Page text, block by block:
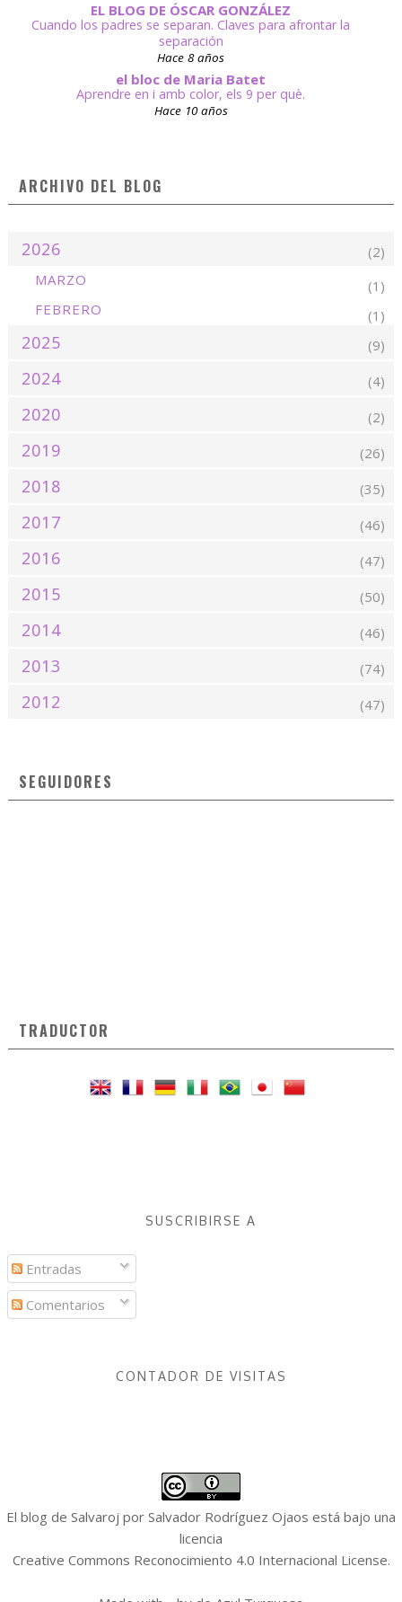
EL BLOG DE ÓSCAR GONZÁLEZ
Cuando los padres se separan. Claves para afrontar la
separación
Hace 8 años
el bloc de Maria Batet
Aprendre en i amb color, els 9 per què.
Hace 10 años
ARCHIVO DEL BLOG
2026
(2)
MARZO
(1)
FEBRERO
(1)
2025 (9)
2024 (4)
2020 (2)
2019 (26)
2018 (35)
2017 (46)
2016 (47)
2015 (50)
2014 (46)
2013 (74)
2012 (47)
SEGUIDORES
TRADUCTOR
SUSCRIBIRSE A
Entradas
Comentarios
CONTADOR DE VISITAS
El blog de Salvaroj por Salvador Rodríguez Ojaos está bajo una
licencia
Creative Commons Reconocimiento 4.0 Internacional License.